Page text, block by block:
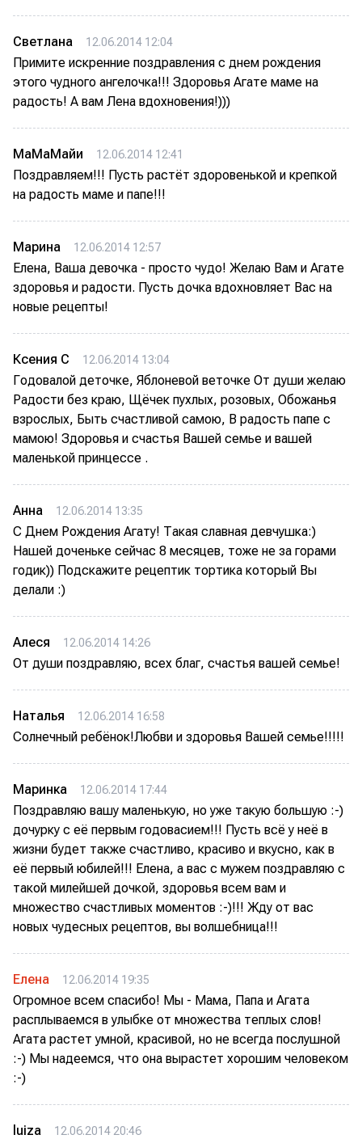
Светлана 12.06.2014 12:04
Примите искренние поздравления с днем рождения
этого чудного ангелочка!!! Здоровья Агате маме на
радость! А вам Лена вдохновения!)))
МаМаМайи 12.06.2014 12:41
Поздравляем!!! Пусть растёт здоровенькой и крепкой
на радость маме и папе!!!
Марина 12.06.2014 12:57
Елена, Ваша девочка - просто чудо! Желаю Вам и Агате
здоровья и радости. Пусть дочка вдохновляет Вас на
новые рецепты!
Ксения С 12.06.2014 13:04
Годовалой деточке, Яблоневой веточке От души желаю
Радости без краю, Щёчек пухлых, розовых, Обожанья
взрослых, Быть счастливой самою, В радость папе с
мамою! Здоровья и счастья Вашей семье и вашей
маленькой принцессе .
Анна 12.06.2014 13:35
С Днем Рождения Агату! Такая славная девчушка:)
Нашей доченьке сейчас 8 месяцев, тоже не за горами
годик)) Подскажите рецептик тортика который Вы
делали :)
Алеся 12.06.2014 14:26
От души поздравляю, всех благ, счастья вашей семье!
Наталья 12.06.2014 16:58
Солнечный ребёнок!Любви и здоровья Вашей семье!!!!!
Маринка 12.06.2014 17:44
Поздравляю вашу маленькую, но уже такую большую :-)
дочурку с её первым годовасием!!! Пусть всё у неё в
жизни будет также счастливо, красиво и вкусно, как в
её первый юбилей!!! Елена, а вас с мужем поздравляю с
такой милейшей дочкой, здоровья всем вам и
множество счастливых моментов :-)!!! Жду от вас
новых чудесных рецептов, вы волшебница!!!
Елена 12.06.2014 19:35
Огромное всем спасибо! Мы - Мама, Папа и Агата
расплываемся в улыбке от множества теплых слов!
Агата растет умной, красивой, но не всегда послушной
:-) Мы надеемся, что она вырастет хорошим человеком
:-)
luiza 12.06.2014 20:46